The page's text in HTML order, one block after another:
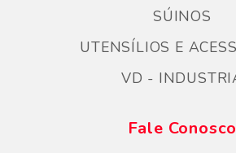
SÚINOS
UTENSÍLIOS E
VD -
Fale Conosco